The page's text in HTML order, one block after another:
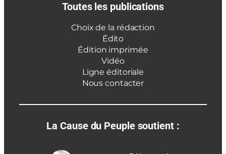
Toutes les publications
Choix de la rédaction
Édito
Édition imprimée
Vidéo
Ligne éditoriale
Nous contacter
La Cause du Peuple soutient :